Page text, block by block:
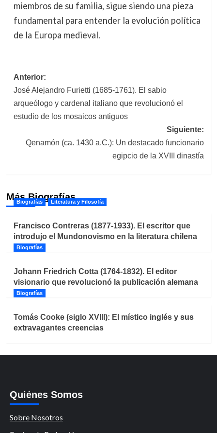
miembros de su familia, sigue siendo una pieza
fundamental para entender la evolución política
de la Europa medieval.
Navegación
de
entradas
Anterior:
José Alejandro Furietti (1685-1761). El sabio
arqueólogo y cardenal italiano que revolucionó el
estudio de los mosaicos antiguos
Siguiente:
Qenamón (ca. 1430 a.C.): Un destacado funcionario
egipcio de la XVIII dinastía
Más Biografías
Biografías Literatura y Filosofía
Francisco Contreras (1877-1933). El escritor que
introdujo el Mundonovismo en la literatura chilena
Biografías
Johann Friedrich Cotta (1764-1832). El editor
visionario que revolucionó la publicación alemana
Biografías
Tomás Cooke (siglo XVIII): El místico inglés y sus
extravagantes creencias
Quiénes Somos
Sobre Nosotros